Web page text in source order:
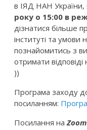
в ІЯД НАН України,
року о 15:00 в
дізнатися більше
інституті та умови
познайомитись з
отримати
))
Програма заходу
посиланням:
Посилання наZoom